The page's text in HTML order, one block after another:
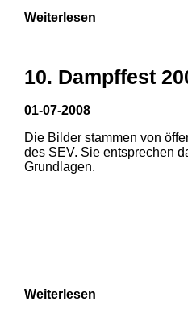
Weiterlesen
10. Dampffest
01-07-2008
Die Bilder stammen von
des SEV. Sie entsprechen
Grundlagen.
Weiterlesen